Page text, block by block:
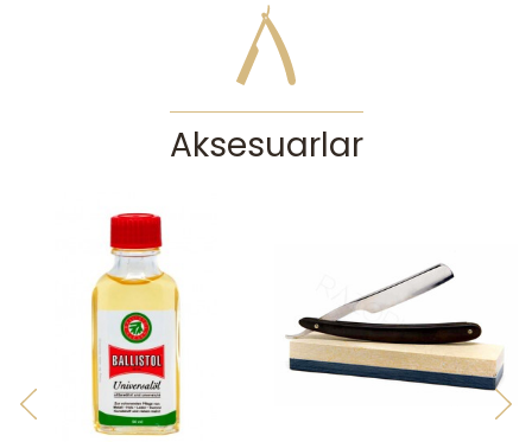
temizleyip kurulayarak saklamanız gerekmektedir. Asla nemli
bırakılmaması gereken usturanız, uzun süre kullanmayacağı
zamanlarda mutlaka ince bir yağ tabakasıyla korunmaya alınmalıdır.
Ustura, ıslak tıraşta deneyim sahibi olan, yüzünü, cildini ve
yaralanmalara yol açabilir. Islak tıraşı seven ancak yeterince deneyim
sahibi olmayan bir kullanıcıysanızklasik tıraş aletlerimize
***Sadece ustura gönderilmektedir; stantlı resim görsel amaçlı
Aksesuarlar